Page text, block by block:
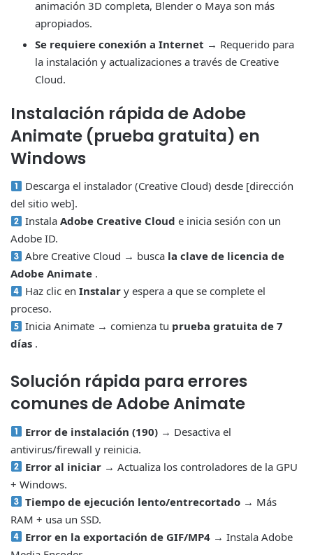
animación 3D completa, Blender o Maya son más
apropiados.
Se requiere conexión a Internet → Requerido para
la instalación y actualizaciones a través de Creative
Cloud.
Instalación rápida de Adobe
Animate (prueba gratuita) en
Windows
Descarga el instalador (Creative Cloud) desde [dirección
del sitio web].
InstalaAdobe Creative Cloud e inicia sesión con un
Adobe ID.
Abre Creative Cloud → busca la clave de licencia de
Adobe Animate .
Haz clic enInstalar y espera a que se complete el
proceso.
Inicia Animate → comienza tu prueba gratuita de 7
días .
Solución rápida para errores
comunes de Adobe Animate
Error de instalación (190) → Desactiva el
antivirus/firewall y reinicia.
Error al iniciar → Actualiza los controladores de la GPU
+ Windows.
Tiempo de ejecución lento/entrecortado → Más
RAM + usa un SSD.
Error en la exportación de GIF/MP4 → Instala Adobe